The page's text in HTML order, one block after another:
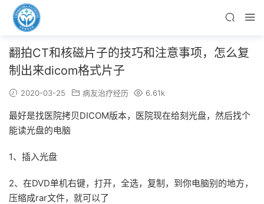
翻拍CT和核磁片子的技巧和注意事项，怎么复
制出来dicom格式片子
2020-03-25 病友治疗经历 6.61k
最好是找医院拷贝DICOM版本，医院现在给刻光盘，然后找个
能读光盘的电脑
1、插入光盘
2、在DVD单机右键，打开，全选，复制，到你电脑别的地方，
压缩成rar文件，就可以了